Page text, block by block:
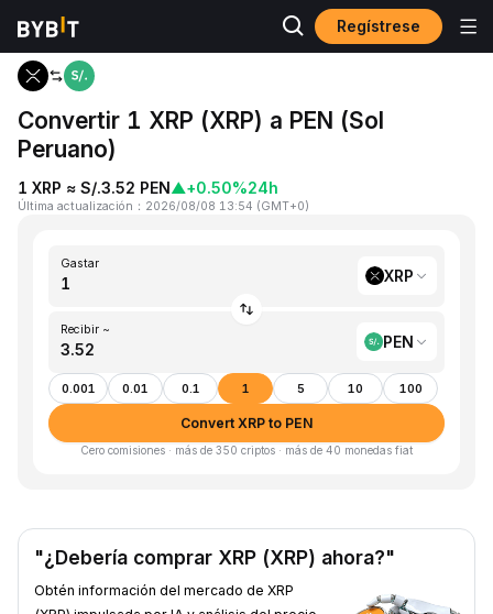
Regístrese
Inicio XRP to PEN
Convertir 1 XRP (XRP) a PEN (Sol
Peruano)
1 XRP ≈ S/.3.52 PEN▲+0.50%24h
Última actualización ： 2026/08/08 13:54 (GMT+0)
Gastar
XRP
Recibir ~
PEN
0.001 0.01 0.1 1 5 10 100
Convert XRP to PEN
Cero comisiones · más de 350 criptos · más de 40 monedas fiat
"¿Debería comprar XRP (XRP) ahora?"
Obtén información del mercado de XRP